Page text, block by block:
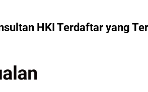
HKI Terdaftar yang